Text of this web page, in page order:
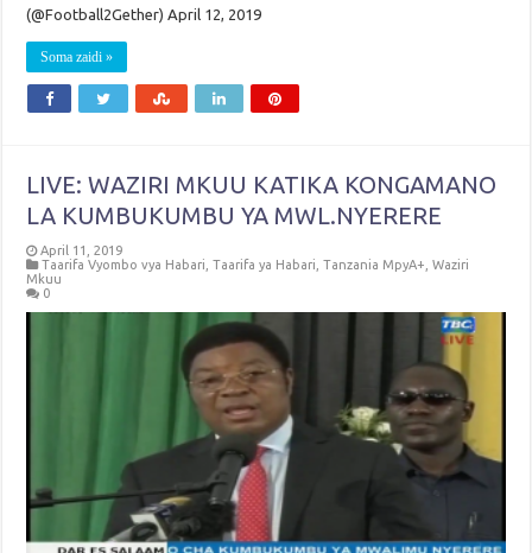
(@Football2Gether) April 12, 2019
Soma zaidi »
LIVE: WAZIRI MKUU KATIKA KONGAMANO
LA KUMBUKUMBU YA MWL.NYERERE
April 11, 2019
Taarifa Vyombo vya Habari ,Taarifa ya Habari ,Tanzania MpyA+ ,Waziri
Mkuu
0